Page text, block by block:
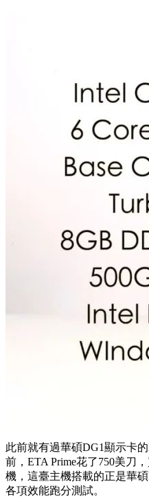
此前就有過華碩DG1顯示卡
前， ETA Prime花了750美刀
機， 這臺主機搭載的正是華
各項效能跑分測試。